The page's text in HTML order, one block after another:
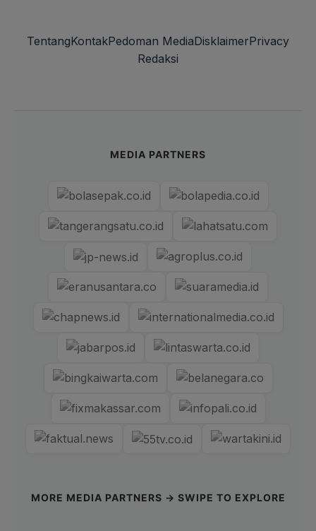
TentangKontakPedoman MediaDisklaimerPrivacy
Redaksi
MEDIA PARTNERS
MORE MEDIA PARTNERS → SWIPE TO EXPLORE